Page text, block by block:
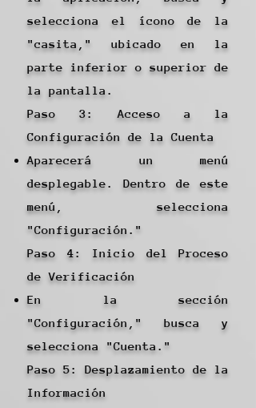
selecciona el ícono de la
"casita," ubicado en la
parte inferior o superior de
la pantalla.
Paso 3: Acceso a la
Configuración de la Cuenta
Aparecerá un menú
desplegable. Dentro de este
menú, selecciona
"Configuración."
Paso 4: Inicio del Proceso
de Verificación
En la sección
"Configuración," busca y
selecciona "Cuenta."
Paso 5: Desplazamiento de la
Información